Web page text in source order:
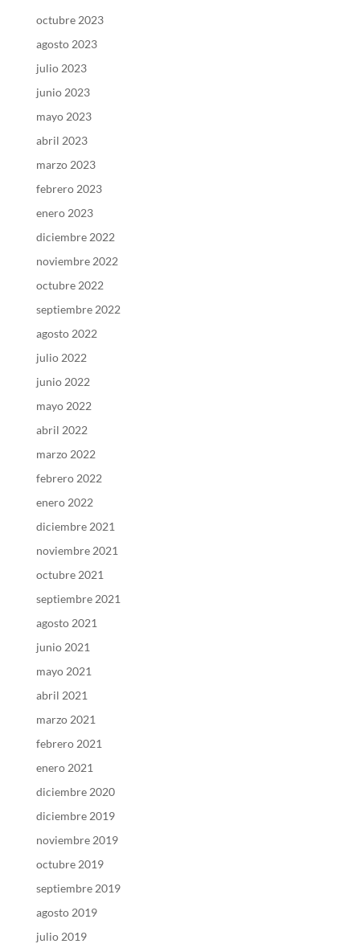
octubre 2023
agosto 2023
julio 2023
junio 2023
mayo 2023
abril 2023
marzo 2023
febrero 2023
enero 2023
diciembre 2022
noviembre 2022
octubre 2022
septiembre 2022
agosto 2022
julio 2022
junio 2022
mayo 2022
abril 2022
marzo 2022
febrero 2022
enero 2022
diciembre 2021
noviembre 2021
octubre 2021
septiembre 2021
agosto 2021
junio 2021
mayo 2021
abril 2021
marzo 2021
febrero 2021
enero 2021
diciembre 2020
diciembre 2019
noviembre 2019
octubre 2019
septiembre 2019
agosto 2019
julio 2019